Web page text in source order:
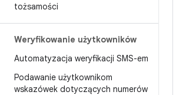
tożsamości
Weryfikowanie użytkowników
Automatyzacja weryfikacji SMS-em
Podawanie użytkownikom
wskazówek dotyczących numerów